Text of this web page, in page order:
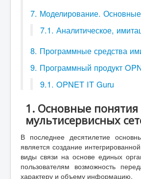
7. Моделирование.
7.1. Аналитическое,
8. Программные средства
9. Программный продукт
9.1. OPNET IT Guru
1. Основные
мультисервисных
В последнее десятилетие
является создание
виды связи на основе единых
пользователям возможность
характеру и объему информацию.